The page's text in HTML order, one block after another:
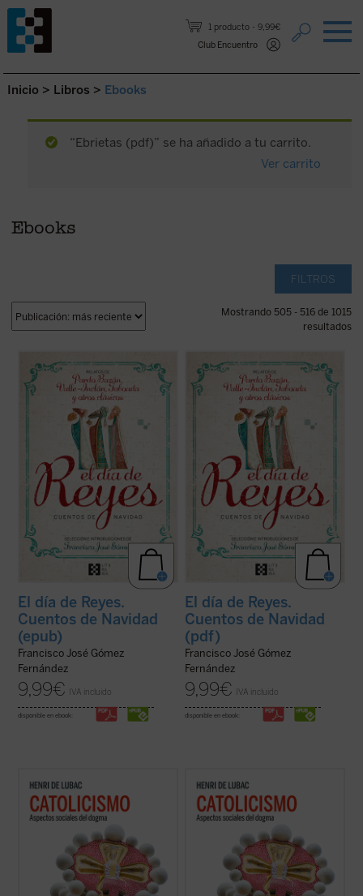
1 producto
9,99€
Club Encuentro
Saltar al contenido.
Inicio > Libros > Ebooks
“Ebrietas (pdf)” se ha añadido a tu carrito.
Ver carrito
Ebooks
FILTROS
Mostrando 505 - 516 de 1015
resultados
En la selección de relatos que aquí se
ofrece, algunos de los mejores de nuestra
literatura han narrado con maestría la
realidad de la España de su tiempo, pero
también la misericordia y la esperanza
propias de la celebración de la de ...
El día de Reyes.
Cuentos de Navidad
(epub)
Francisco José Gómez
Fernández
9,99€ IVA incluido
disponible en ebook:
En la selección de relatos que aquí se
ofrece, algunos de los mejores de nuestra
literatura han narrado con maestría la
realidad de la España de su tiempo, pero
también la misericordia y la esperanza
propias de la celebración de la de ...
El día de Reyes.
Cuentos de Navidad
(pdf)
Francisco José Gómez
Fernández
9,99€ IVA incluido
disponible en ebook:
En este gran clásico, de carácter
programático, del padre De Lubac se
perfilan los dos rasgos esenciales de la
realidadcatólica. Por un lado, la dimensión
«social» --la solidaridad universal como
acontecimiento salvífico de la ...
En este gran clásico, de carácter
programático, del padre De Lubac se
perfilan los dos rasgos esenciales de la
realidadcatólica. Por un lado, la dimensión
«social» --la solidaridad universal como
acontecimiento salvífico de la ...